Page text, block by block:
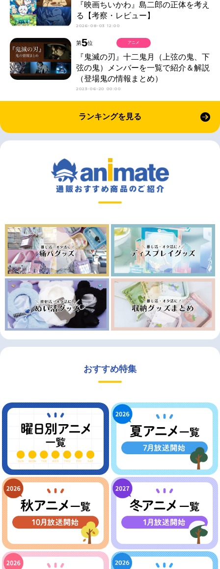
『映画ちいかわ』島二郎の正体を考え
る【考察・レビュー】
2026-08-03 12:00
第5位
『鬼滅の刃』十二鬼月（上弦の鬼、下
弦の鬼）メンバーを一覧で紹介＆解説
（登場鬼の情報まとめ）
2023-06-20 00:00
アニメ
ランキングを見る
おすすめ特集